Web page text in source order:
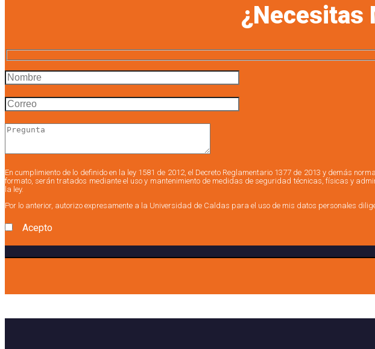
¿Necesitas
En cumplimiento de lo definido en la ley 1581 de 2012, el Decreto Reglamentario 1377 de 2013 y demás
formato, serán tratados mediante el uso y mantenimiento de medidas de seguridad técnicas, físicas y
la ley.
Por lo anterior, autorizo expresamente a la Universidad de Caldas para el uso de mis datos personales
Acepto